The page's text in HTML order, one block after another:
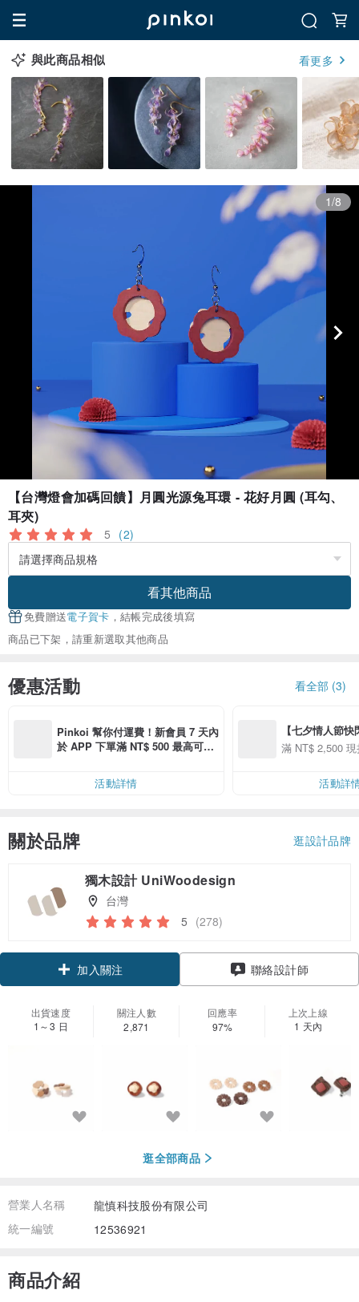
與此商品相似 看更多
1/8
【台灣燈會加碼回饋】月圓光源兔耳環 - 花好月圓 (耳勾、
耳夾)
5 (2)
看其他商品
免費贈送電子賀卡 ，結帳完成後填寫
商品已下架，請重新選取其他商品
優惠活動 看全部 (3)
Pinkoi 幫你付運費！新會員 7 天內
於 APP 下單滿 NT$ 500 最高可折
活動詳情
【七夕情人節
用 APP 購買任
00 現折 NT$100
滿 NT$ 2,500
活動詳
關於品牌 逛設計品牌
獨木設計 UniWoodesign
台灣
5 (278)
加入關注
聯絡設計師
出貨速度
1～3 日
關注人數
2,871
回應率
97%
上次上線
1 天內
逛全部商品
營業人名稱
龍慎科技股份有限公司
統一編號
12536921
商品介紹